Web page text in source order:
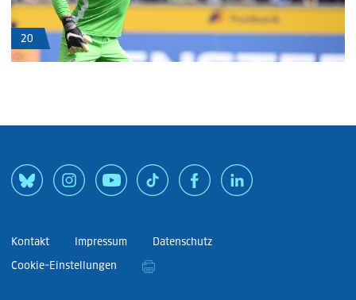
20
Kontakt Impressum
Datenschutz
Cookie-Einstellungen